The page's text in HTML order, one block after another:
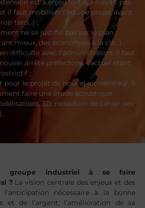
est à enjeu fort (ça n’avait pas
il faut mobiliser l’équipe projet avant
tard…) ;
ne se justifie pas sur le plan
mieux, des économies à la clé…) ;
difficulté avec l’administration, il faut
arrêté préfectoral, l’actuel étant
;
pour le projet de nouvel incinérateur, il
faire une étude acoustique
3D, rédaction de cahier des
groupe industriel à se faire
?La vision centrale des enjeux et des
nécessaire à la bonne
et de l’argent, l’amélioration de sa